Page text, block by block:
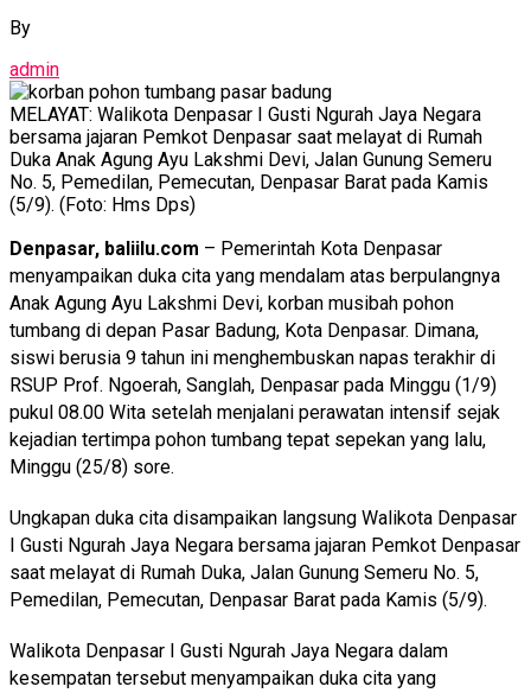
By
admin
MELAYAT: Walikota Denpasar I Gusti Ngurah Jaya Negara
bersama jajaran Pemkot Denpasar saat melayat di Rumah
Duka Anak Agung Ayu Lakshmi Devi, Jalan Gunung Semeru
No. 5, Pemedilan, Pemecutan, Denpasar Barat pada Kamis
(5/9). (Foto: Hms Dps)
Denpasar, baliilu.com – Pemerintah Kota Denpasar
menyampaikan duka cita yang mendalam atas berpulangnya
Anak Agung Ayu Lakshmi Devi, korban musibah pohon
tumbang di depan Pasar Badung, Kota Denpasar. Dimana,
siswi berusia 9 tahun ini menghembuskan napas terakhir di
RSUP Prof. Ngoerah, Sanglah, Denpasar pada Minggu (1/9)
pukul 08.00 Wita setelah menjalani perawatan intensif sejak
kejadian tertimpa pohon tumbang tepat sepekan yang lalu,
Minggu (25/8) sore.
Ungkapan duka cita disampaikan langsung Walikota Denpasar
I Gusti Ngurah Jaya Negara bersama jajaran Pemkot Denpasar
saat melayat di Rumah Duka, Jalan Gunung Semeru No. 5,
Pemedilan, Pemecutan, Denpasar Barat pada Kamis (5/9).
Walikota Denpasar I Gusti Ngurah Jaya Negara dalam
kesempatan tersebut menyampaikan duka cita yang